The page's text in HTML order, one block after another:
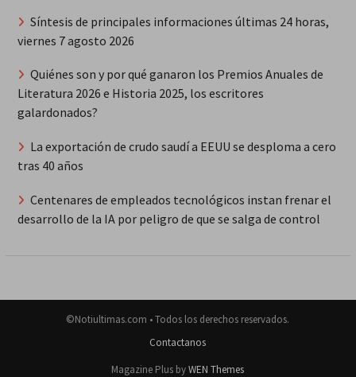
Síntesis de principales informaciones últimas 24 horas,
viernes 7 agosto 2026
Quiénes son y por qué ganaron los Premios Anuales de
Literatura 2026 e Historia 2025, los escritores
galardonados?
La exportación de crudo saudí a EEUU se desploma a cero
tras 40 años
Centenares de empleados tecnológicos instan frenar el
desarrollo de la IA por peligro de que se salga de control
©Notiultimas.com • Todos los derechos reservados.
Contactanos
Magazine Plus byWEN Themes